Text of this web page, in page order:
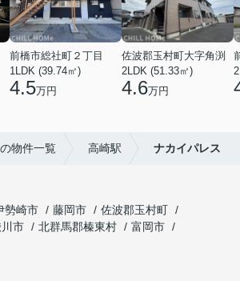
前橋市総社町２丁目
1LDK (39.74㎡)
4.5万円
佐波郡玉村町大字角渕
2LDK (51.33㎡)
4.6万円
物件一覧 高崎駅 ナカイパレス
勢崎市 藤岡市
佐波郡玉村町
市 北群馬郡榛東村
富岡市